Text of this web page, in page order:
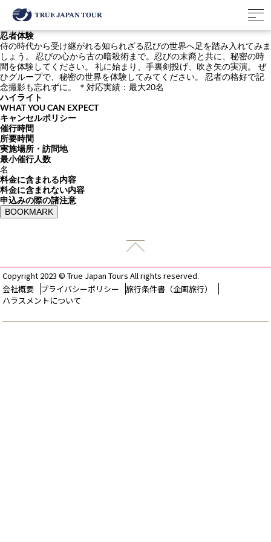
忍者体験
侍の時代から受け継がれる知られざる忍びの世界へ足を踏み入れてみま
しょう。 忍びの心から古の暗殺術まで。忍びの末裔と共に、秘密の時
間を体験してください。 礼に始まり、手裏剣投げ、吹き矢の実演。 ぜ
ひグループで、秘密の世界を体験してみてください。 忍者の格好で記
念撮影も忘れずに。 ＊対応実績：最大20名
ハイライト
WHAT YOU CAN EXPECT
キャンセルポリシー
催行時間
所要時間
実施場所・訪問地
最小催行人数
名
料金に含まれる内容
料金に含まれない内容
申込みの際の諸注意
BOOKMARK
Copyright 2023 © True Japan Tours All rights reserved.
会社概要
プライバシーポリシー
旅行条件書（企画旅行）
ハラスメントについて